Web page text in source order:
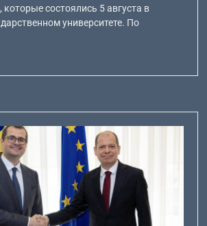
состоялись 5 августа в
университете. По